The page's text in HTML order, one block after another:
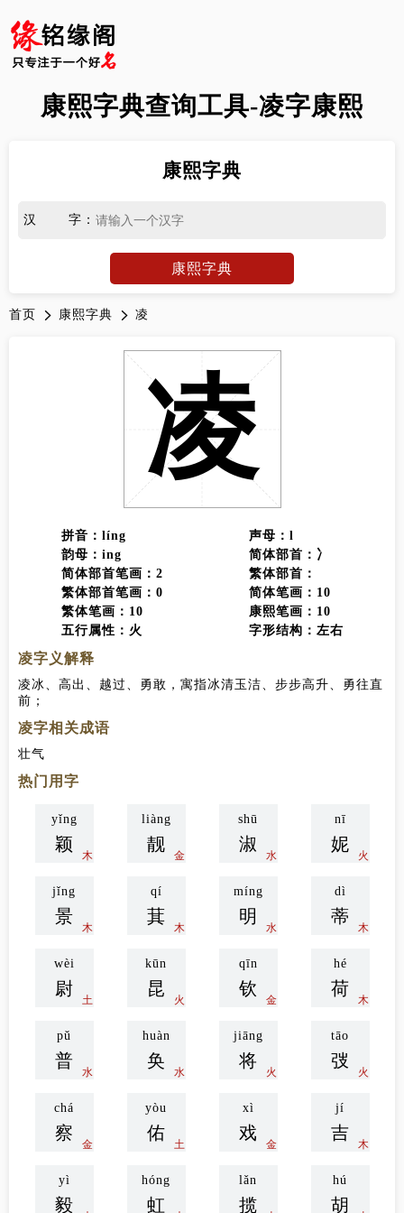
康熙字典查询工具-凌字康熙
康熙字典
汉字 ：
康熙字典
首页 康熙字典 凌
凌
拼音：líng
韵母：ing
简体部首笔画：2
繁体部首笔画：0
繁体笔画：10
五行属性：火
声母：l
简体部首：冫
繁体部首：
简体笔画：10
康熙笔画：10
字形结构：左右
凌字义解释
凌冰、高出、越过、勇敢，寓指冰清玉洁、步步高升、勇往直
前；
凌字相关成语
壮气凌云
热门用字
yǐng
颖
木
liàng
靓
金
shū
淑
水
nī
妮
火
jǐng
景
木
qí
萁
木
míng
明
水
dì
蒂
木
wèi
尉
土
kūn
昆
火
qīn
钦
金
hé
荷
木
pǔ
普
水
huàn
奂
水
jiāng
将
火
tāo
弢
火
chá
察
金
yòu
佑
土
xì
戏
金
jí
吉
木
yì
毅
hóng
虹
lǎn
揽
hú
胡